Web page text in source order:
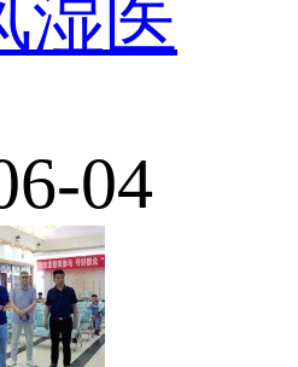
湿医
04